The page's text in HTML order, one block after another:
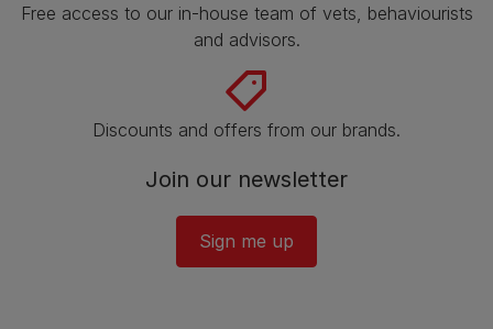
Free access to our in-house team of vets, behaviourists
and advisors.
Discounts and offers from our brands.
Join our newsletter
Sign me up